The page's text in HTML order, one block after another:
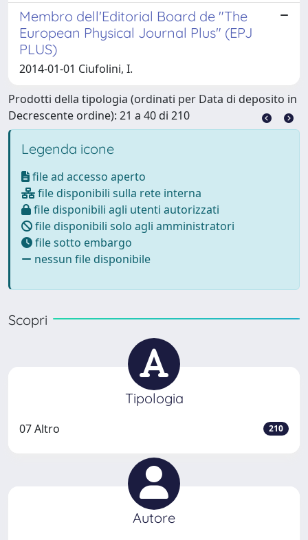
Membro dell'Editorial Board de "The
European Physical Journal Plus" (EPJ
PLUS)
2014-01-01 Ciufolini, I.
Prodotti della tipologia (ordinati per Data di deposito in
Decrescente ordine): 21 a 40 di 210
Legenda icone
file ad accesso aperto
file disponibili sulla rete interna
file disponibili agli utenti autorizzati
file disponibili solo agli amministratori
file sotto embargo
nessun file disponibile
Scopri
Tipologia
07 Altro 210
Autore